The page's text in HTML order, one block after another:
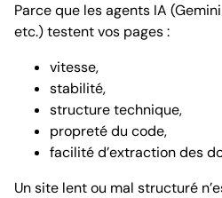
Parce que les agents IA
etc.) testent vos pages :
vitesse,
stabilité,
structure technique,
propreté du code,
facilité d’extraction des
Un site lent ou mal structuré